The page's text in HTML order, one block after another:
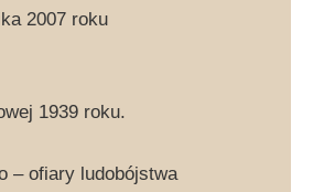
2007 roku
1939 roku.
– ofiary ludobójstwa